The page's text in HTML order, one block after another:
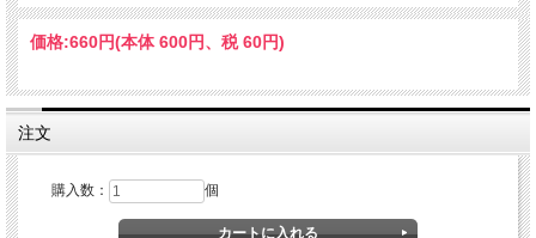
価格:660円(本体 600円、税 60円)
注文
購入数： 個